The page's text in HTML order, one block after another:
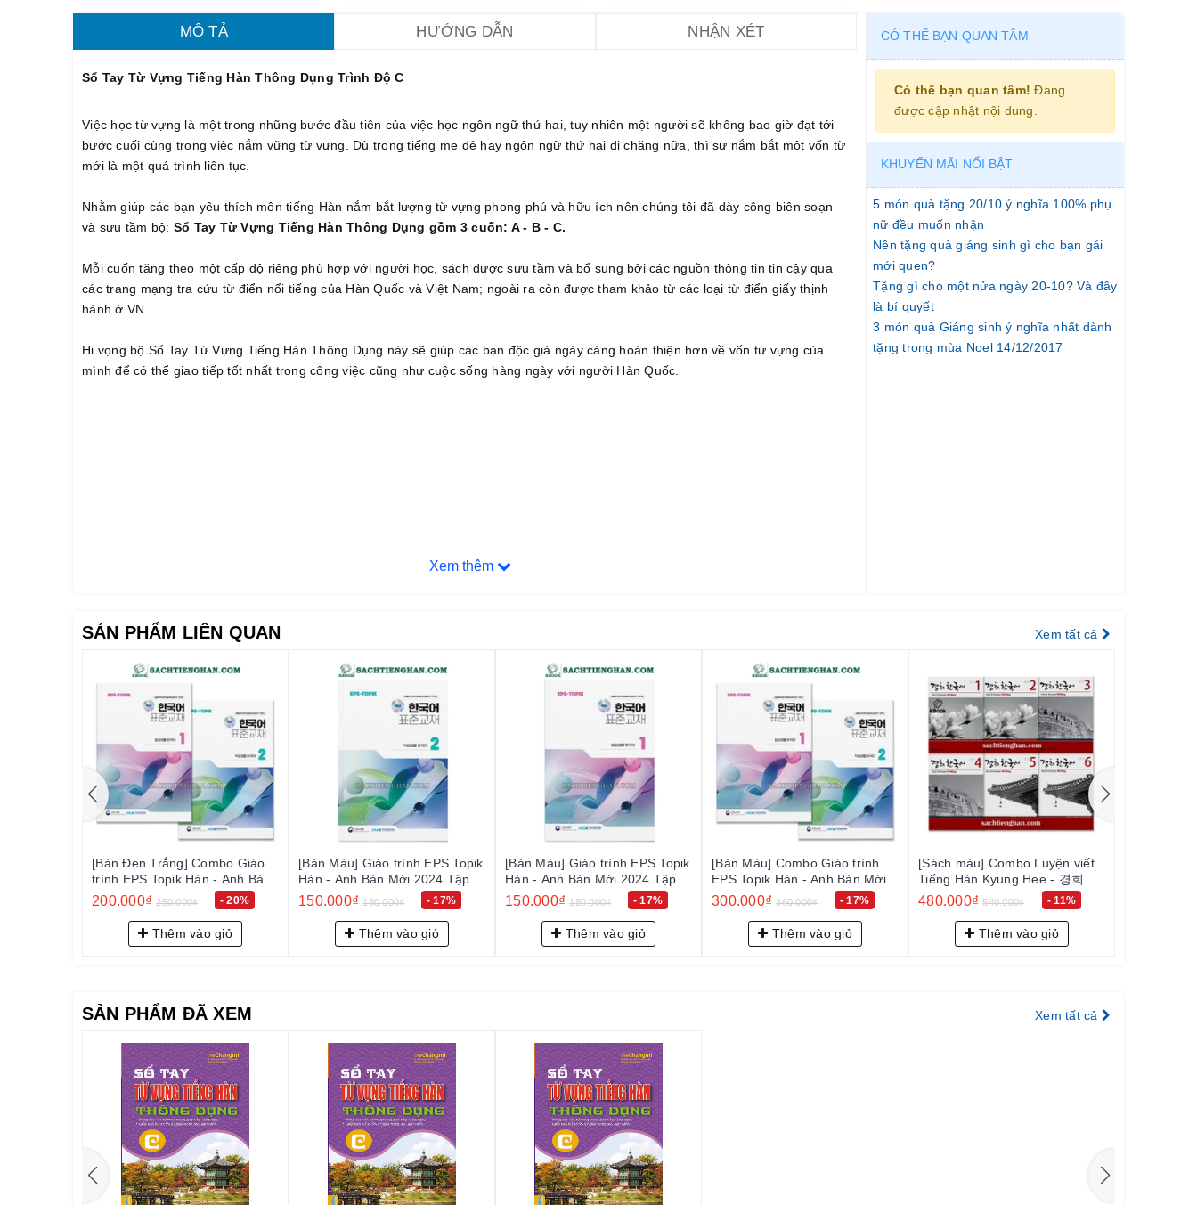
MÔ TẢ HƯỚNG DẪN NHẬN XÉT
Sổ Tay Từ Vựng Tiếng Hàn Thông Dụng Trình Độ C
Việc học từ vựng là một trong những bước đầu tiên của việc học ngôn ngữ thứ hai, tuy nhiên một người sẽ không bao giờ đạt tới
bước cuối cùng trong việc nắm vững từ vựng. Dù trong tiếng mẹ đẻ hay ngôn ngữ thứ hai đi chăng nữa, thì sự nắm bắt một vốn từ
mới là một quá trình liên tục.
Nhằm giúp các bạn yêu thích môn tiếng Hàn nắm bắt lượng từ vựng phong phú và hữu ích nên chúng tôi đã dày công biên soạn
và sưu tầm bộ: Sổ Tay Từ Vựng Tiếng Hàn Thông Dụng gồm 3 cuốn: A - B - C.
Mỗi cuốn tăng theo một cấp độ riêng phù hợp với người học, sách được sưu tầm và bổ sung bởi các nguồn thông tin tin cậy qua
các trang mạng tra cứu từ điển nổi tiếng của Hàn Quốc và Việt Nam; ngoài ra còn được tham khảo từ các loại từ điển giấy thịnh
hành ở VN.
Hi vọng bộ Sổ Tay Từ Vựng Tiếng Hàn Thông Dụng này sẽ giúp các bạn độc giả ngày càng hoàn thiện hơn về vốn từ vựng của
mình để có thể giao tiếp tốt nhất trong công việc cũng như cuộc sống hàng ngày với người Hàn Quốc.
Xem thêm
CÓ THỂ BẠN QUAN TÂM
Có thể bạn quan tâm! Đang
được cập nhật nội dung.
KHUYẾN MÃI NỔI BẬT
5 món quà tặng 20/10 ý nghĩa 100% phụ
nữ đều muốn nhận
Nên tặng quà giáng sinh gì cho bạn gái
mới quen?
Tặng gì cho một nửa ngày 20-10? Và đây
là bí quyết
3 món quà Giáng sinh ý nghĩa nhất dành
tặng trong mùa Noel 14/12/2017
SẢN PHẨM LIÊN QUAN Xem tất cả
[Bản Đen Trắng] Combo Giáo
trình EPS Topik Hàn - Anh Bản
Mới 2024 Tập 1+2 - EPS-Topik
NEW 한국어 표준교재 1+2 (일상
생활 한국어)
200.000₫ 250.000₫ - 20%
Thêm vào giỏ
[Bản Màu] Giáo trình EPS Topik
Hàn - Anh Bản Mới 2024 Tập 2
- EPS-Topik NEW 한국어 표준교
재 2 (일상생활 한국어)
150.000₫ 180.000₫ - 17%
Thêm vào giỏ
[Bản Màu] Giáo trình EPS Topik
Hàn - Anh Bản Mới 2024 Tập 1
- EPS-Topik NEW 한국어 표준교
재 1 (일상생활 한국어)
150.000₫ 180.000₫ - 17%
Thêm vào giỏ
[Bản Màu] Combo Giáo trình
EPS Topik Hàn - Anh Bản Mới
2024 Tập 1+2 - EPS-Topik NEW
한국어 표준교재 1+2 (일상생활
한국어)
300.000₫ 360.000₫ - 17%
Thêm vào giỏ
[Sách màu] Combo Luyện viết
Tiếng Hàn Kyung Hee - 경희 한
국어 쓰기 1~6
480.000₫ 540.000₫ - 11%
Thêm vào giỏ
SẢN PHẨM ĐÃ XEM Xem tất cả